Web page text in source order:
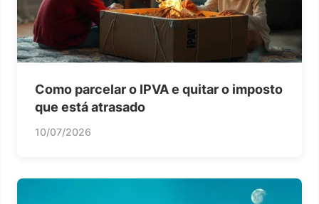
Como parcelar o IPVA e quitar o imposto
que está atrasado
10/07/2026